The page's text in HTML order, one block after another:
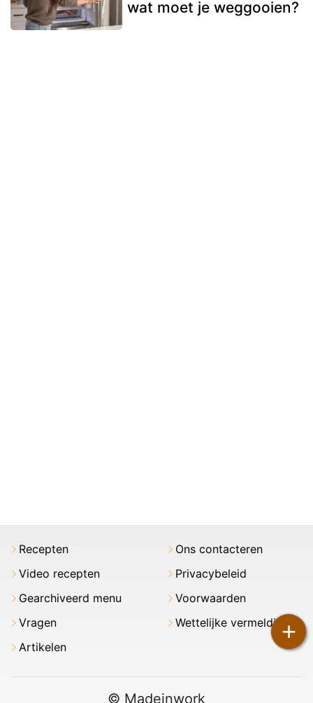
wat moet je weggooien?
+
Recepten
Video recepten
Gearchiveerd menu
Vragen
Artikelen
Ons contacteren
Privacybeleid
Voorwaarden
Wettelijke vermeldingen
© Madeinwork